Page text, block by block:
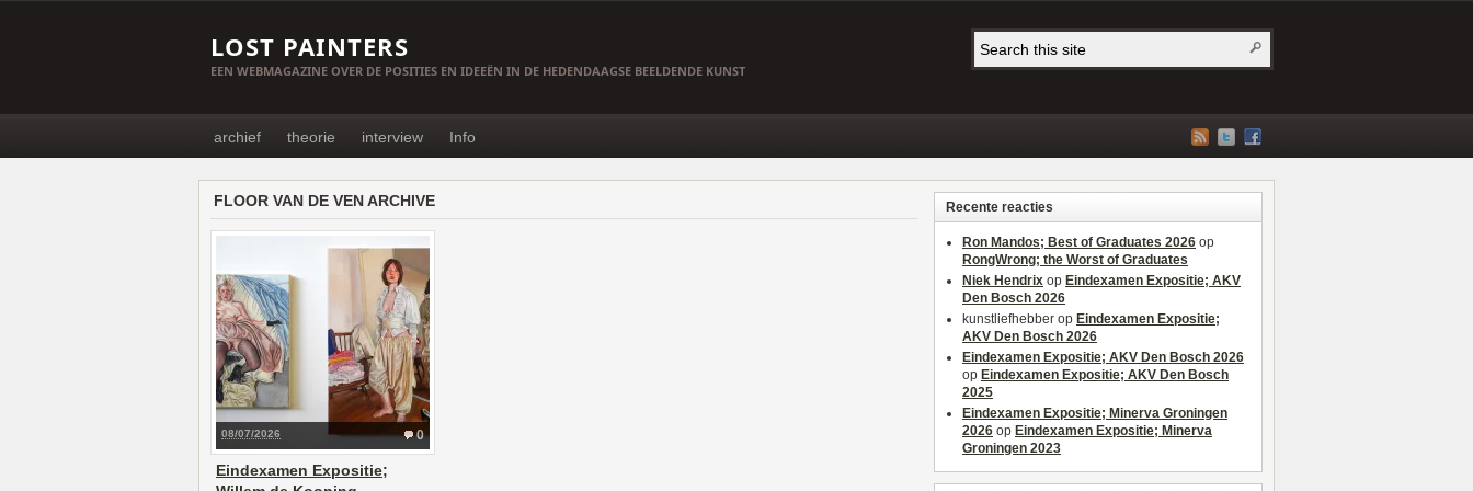
LOST PAINTERS
EEN WEBMAGAZINE OVER DE POSITIES EN IDEEËN IN DE HEDENDAAGSE BEELDENDE KUNST
archief theorie interview Info
FLOOR VAN DE VEN ARCHIVE
0
08/07/2026
Eindexamen Expositie;
Recente reacties
Ron Mandos; Best of Graduates 2026 op
RongWrong; the Worst of Graduates
Niek Hendrix op Eindexamen Expositie; AKV
Den Bosch 2026
kunstliefhebber op Eindexamen Expositie;
AKV Den Bosch 2026
Eindexamen Expositie; AKV Den Bosch 2026
op Eindexamen Expositie; AKV Den Bosch
2025
Eindexamen Expositie; Minerva Groningen
2026 op Eindexamen Expositie; Minerva
Groningen 2023